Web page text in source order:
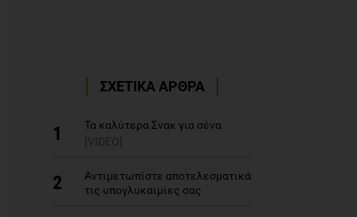
ΣΧΕΤΙΚΑ ΑΡΘΡΑ
1
Τα καλύτερα Σνακ για σένα
[VIDEO]
2
Αντιμετωπίστε αποτελεσματικά
τις υπογλυκαιμίες σας